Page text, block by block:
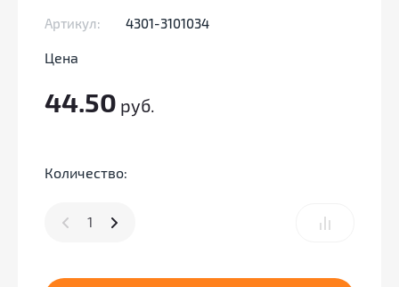
Артикул: 4301-3101034
Цена
44.50 руб.
Количество: